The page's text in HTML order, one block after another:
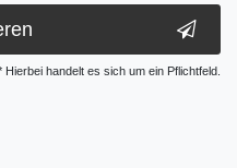
Hierbei handelt es sich um ein Pflichtfeld.